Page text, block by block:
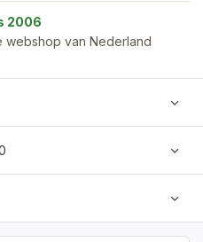
2006
webshop van Nederland